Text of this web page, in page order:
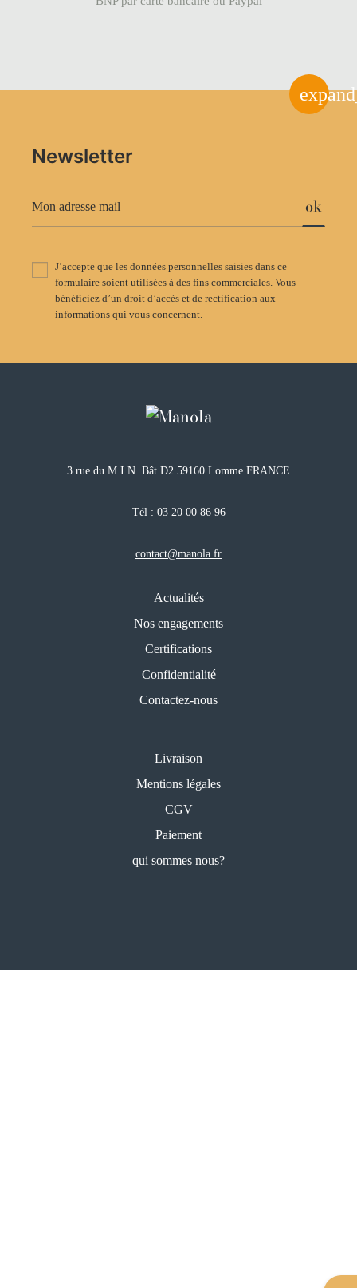
3 rue du M.I.N. Bât D2 59160 Lomme FRANCE
Tél : 03 20 00 86 96
contact@manola.fr
Actualités
Nos engagements
Certifications
Confidentialité
Contactez-nous
Livraison
Mentions légales
CGV
Paiement
qui sommes nous?
Newsletter
ok
J’accepte que les données personnelles saisies dans ce
formulaire soient utilisées à des fins commerciales. Vous
bénéficiez d’un droit d’accès et de rectification aux
informations qui vous concernent.